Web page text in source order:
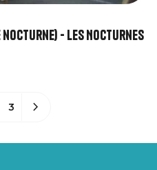
- Les Nocturnes
3